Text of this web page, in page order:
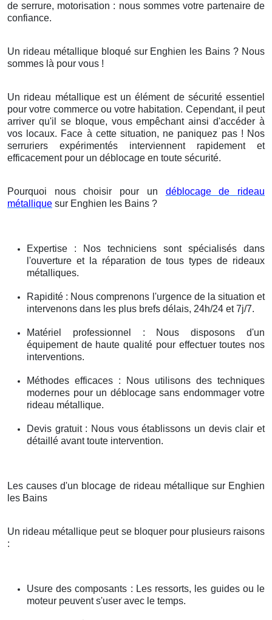
de serrure, motorisation : nous sommes votre partenaire de
confiance.
Un rideau métallique bloqué sur Enghien les Bains ? Nous
sommes là pour vous !
Un rideau métallique est un élément de sécurité essentiel
pour votre commerce ou votre habitation. Cependant, il peut
arriver qu'il se bloque, vous empêchant ainsi d'accéder à
vos locaux. Face à cette situation, ne paniquez pas ! Nos
serruriers expérimentés interviennent rapidement et
efficacement pour un déblocage en toute sécurité.
Pourquoi nous choisir pour un déblocage de rideau
métallique sur Enghien les Bains ?
Expertise : Nos techniciens sont spécialisés dans
l'ouverture et la réparation de tous types de rideaux
métalliques.
Rapidité : Nous comprenons l'urgence de la situation et
intervenons dans les plus brefs délais, 24h/24 et 7j/7.
Matériel professionnel : Nous disposons d'un
équipement de haute qualité pour effectuer toutes nos
interventions.
Méthodes efficaces : Nous utilisons des techniques
modernes pour un déblocage sans endommager votre
rideau métallique.
Devis gratuit : Nous vous établissons un devis clair et
détaillé avant toute intervention.
Les causes d'un blocage de rideau métallique sur Enghien
les Bains
Un rideau métallique peut se bloquer pour plusieurs raisons
:
Usure des composants : Les ressorts, les guides ou le
moteur peuvent s'user avec le temps.